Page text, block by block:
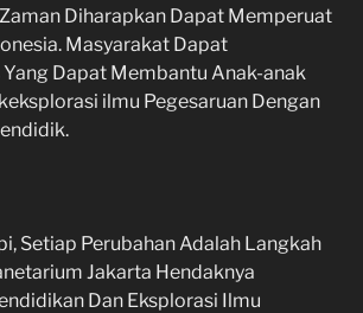
Diharapkan Dapat Memperuat
Masyarakat Dapat
Dapat Membantu Anak-anak
ilmu Pegesaruan Dengan
Setiap Perubahan Adalah Langkah
Jakarta Hendaknya
Dan Eksplorasi Ilmu